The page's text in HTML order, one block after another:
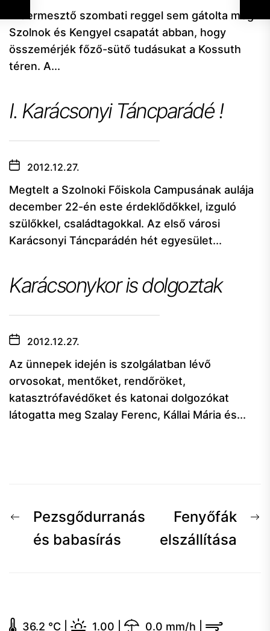
A dermesztő szombati reggel sem gátolta meg
Szolnok és Kengyel csapatát abban, hogy
összemérjék főző-sütő tudásukat a Kossuth
téren. A...
I. Karácsonyi Táncparádé !
2012.12.27.
Megtelt a Szolnoki Főiskola Campusának aulája
december 22-én este érdeklődőkkel, izguló
szülőkkel, családtagokkal. Az első városi
Karácsonyi Táncparádén hét egyesület...
Karácsonykor is dolgoztak
2012.12.27.
Az ünnepek idején is szolgálatban lévő
orvosokat, mentőket, rendőröket,
katasztrófavédőket és katonai dolgozókat
látogatta meg Szalay Ferenc, Kállai Mária és...
Bejegyzés
navigáció
ElőzőPezsgődurranás
és babasírás
Fenyőfák
elszállítása
36.2 °C 1.00 0.0 mm/h